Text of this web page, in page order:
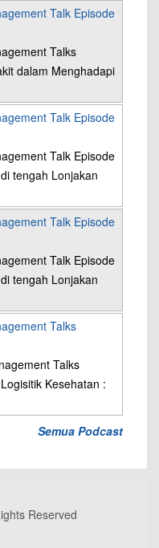
Talk Episode
Talks
dalam Menghadapi
Talk Episode
Talk Episode
tengah Lonjakan
Talk Episode
Talk Episode
tengah Lonjakan
Talks
Talks
Kesehatan :
Semua Podcast
Reserved